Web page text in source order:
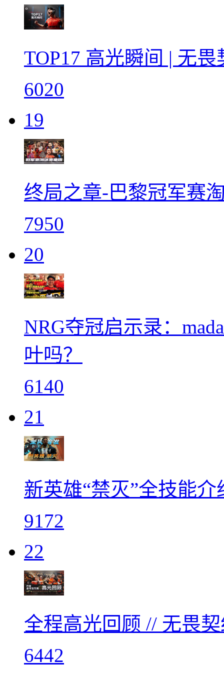
TOP17 高光瞬间 | 无
6020
19
终局之章-巴黎冠军赛
7950
20
NRG夺冠启示录：
叶吗？
6140
21
新英雄“禁灭”全技能
9172
22
全程高光回顾 // 无畏
6442